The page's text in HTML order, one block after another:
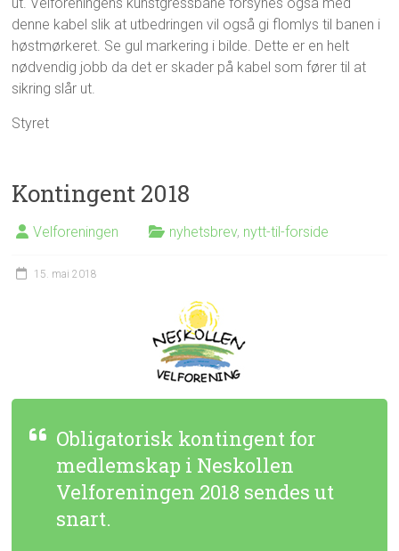
ut. Velforeningens kunstgressbane forsynes også med
denne kabel slik at utbedringen vil også gi flomlys til banen i
høstmørkeret. Se gul markering i bilde. Dette er en helt
nødvendig jobb da det er skader på kabel som fører til at
sikring slår ut.
Styret
Kontingent 2018
Velforeningen nyhetsbrev, nytt-til-forside
15. mai 2018
Obligatorisk kontingent for
medlemskap i Neskollen
Velforeningen 2018 sendes ut
snart.